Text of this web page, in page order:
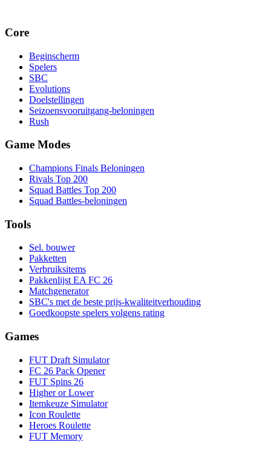
Core
Beginscherm
Spelers
SBC
Evolutions
Doelstellingen
Seizoensvooruitgang-beloningen
Rush
Game Modes
Champions Finals Beloningen
Rivals Top 200
Squad Battles Top 200
Squad Battles-beloningen
Tools
Sel. bouwer
Pakketten
Verbruiksitems
Pakkenlijst EA FC 26
Matchgenerator
SBC's met de beste prijs-kwaliteitverhouding
Goedkoopste spelers volgens rating
Games
FUT Draft Simulator
FC 26 Pack Opener
FUT Spins 26
Higher or Lower
Itemkeuze Simulator
Icon Roulette
Heroes Roulette
FUT Memory